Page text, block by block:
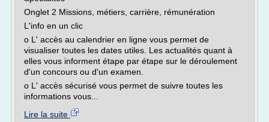
Onglet 2 Missions, métiers, carrière, rémunération
L'info en un clic
o L' accès au calendrier en ligne vous permet de
visualiser toutes les dates utiles. Les actualités quant à
elles vous informent étape par étape sur le déroulement
d'un concours ou d'un examen.
o L' accès sécurisé vous permet de suivre toutes les
informations vous...
Lire la suite